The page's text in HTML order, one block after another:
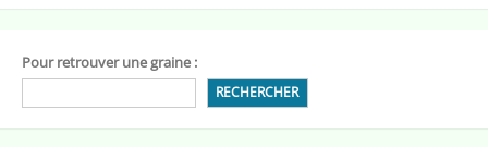
Pour retrouver une graine :
RECHERCHER